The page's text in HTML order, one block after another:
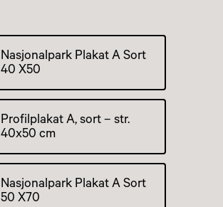
Nasjonalpark Plakat A Sort
40 X50
Profilplakat A, sort – str.
40x50 cm
Nasjonalpark Plakat A Sort
50 X70